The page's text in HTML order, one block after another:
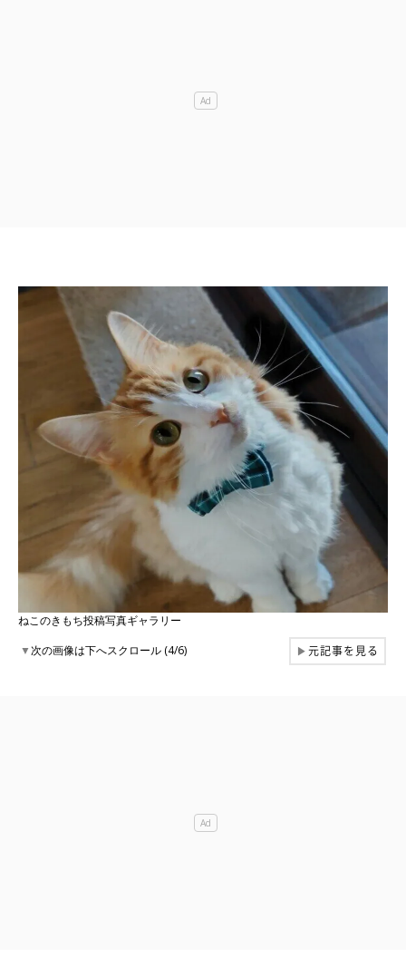
ねこのきもち投稿写真ギャラリー
▼次の画像は下へスクロール (4/6) ▶元記事を見る